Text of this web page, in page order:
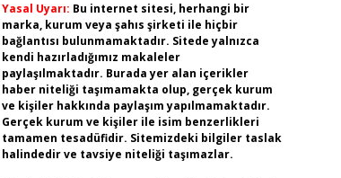
Yasal Uyarı: Bu internet sitesi, herhangi bir
marka, kurum veya şahıs şirketi ile hiçbir
bağlantısı bulunmamaktadır. Sitede yalnızca
kendi hazırladığımız makaleler
paylaşılmaktadır. Burada yer alan içerikler
haber niteliği taşımamakta olup, gerçek kurum
ve kişiler hakkında paylaşım yapılmamaktadır.
Gerçek kurum ve kişiler ile isim benzerlikleri
tamamen tesadüfidir. Sitemizdeki bilgiler taslak
halindedir ve tavsiye niteliği taşımazlar.